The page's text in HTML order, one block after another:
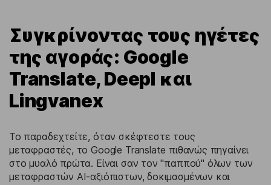
Συγκρίνοντας τους ηγέτες
της αγοράς: Google
Translate, Deepl και
Lingvanex
Το παραδεχτείτε, όταν σκέφτεστε τους
μεταφραστές, το Google Translate πιθανώς πηγαίνει
στο μυαλό πρώτα. Είναι σαν τον "παππού" όλων των
μεταφραστών AI-αξιόπιστων, δοκιμασμένων και